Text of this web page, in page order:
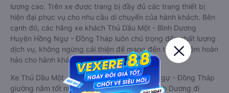
lượng cao. Trên xe được trang bị đầy đủ các trang thiết bị
hiện đại phục vụ cho nhu cầu di chuyển của hành khách. Bên
cạnh đó, các hãng xe khách Thủ Dầu Một - Bình Dương
Huyện Hồng Ngự - Đồng Tháp luôn chú trọng đến chất lượng
dịch vụ, không ngừng cải thiện để mang đến trải nghiệm hoàn
hảo cho hành khách.
Xe Thủ Dầu Một - Bình Dương Huyện Hồng Ngự - Đồng Tháp
giường nằm tốt nhất: Xe từ Thủ Dầu Một - Bình Dương đi